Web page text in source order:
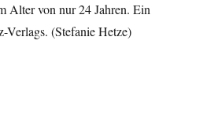
Alter von nur 24 Jahren. Ein
(Stefanie Hetze)